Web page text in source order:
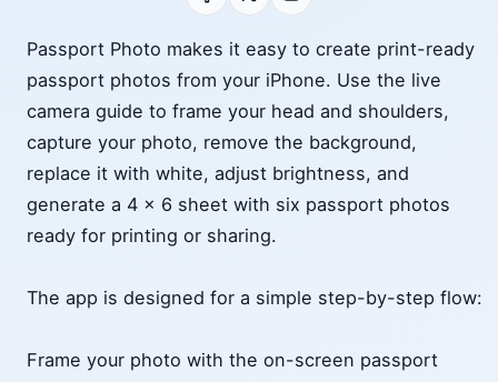
Passport Photo makes it easy to create print-ready
passport photos from your iPhone. Use the live
camera guide to frame your head and shoulders,
capture your photo, remove the background,
replace it with white, adjust brightness, and
generate a 4 x 6 sheet with six passport photos
ready for printing or sharing.
The app is designed for a simple step-by-step flow:
Frame your photo with the on-screen passport